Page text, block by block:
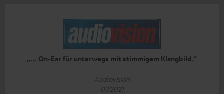
„… On-Ear für unterwegs mit stimmigem Klangbild.“
Audiovision
07/2021